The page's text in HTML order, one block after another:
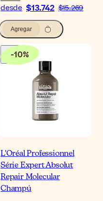
desde $13.742 $15.269
Agregar
-10%
L'Oréal Professionnel
Série Expert Absolut
Repair Molecular
Champú